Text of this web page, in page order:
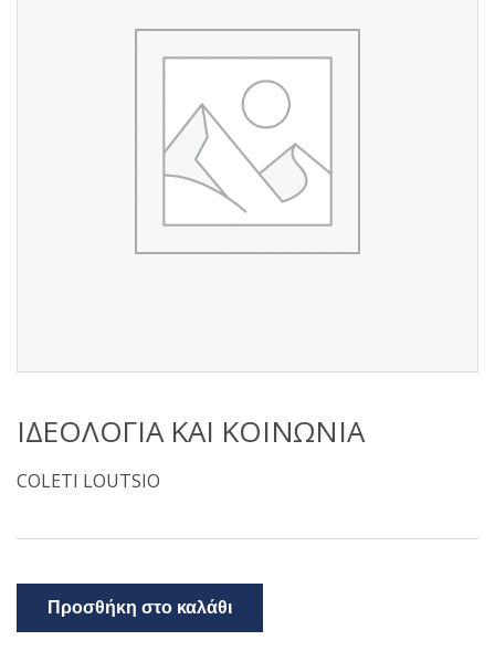
ΙΔΕΟΛΟΓΙΑ ΚΑΙ ΚΟΙΝΩΝΙΑ
COLETI LOUTSIO
Προσθήκη στο καλάθι